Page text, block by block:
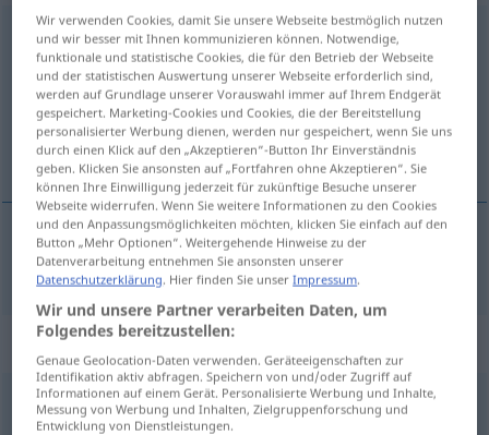
topaktuelladj
Übersicht aller Übersetzungen
(Für mehr Details die Übersetzung anklicken/antippen)
muy actual
muyactual topaktuell
Synonyme für "topaktuell"
brandaktuell,hochaktuell,hochmodern
Wir verwenden Cookies, damit Sie unsere Webseite bestmöglich nutzen
und wir besser mit Ihnen kommunizieren können. Notwendige,
funktionale und statistische Cookies, die für den Betrieb der Webseite
und der statistischen Auswertung unserer Webseite erforderlich sind,
werden auf Grundlage unserer Vorauswahl immer auf Ihrem Endgerät
gespeichert. Marketing-Cookies und Cookies, die der Bereitstellung
personalisierter Werbung dienen, werden nur gespeichert, wenn Sie uns
durch einen Klick auf den „Akzeptieren“-Button Ihr Einverständnis
geben. Klicken Sie ansonsten auf „Fortfahren ohne Akzeptieren“. Sie
können Ihre Einwilligung jederzeit für zukünftige Besuche unserer
Webseite widerrufen. Wenn Sie weitere Informationen zu den Cookies
und den Anpassungsmöglichkeiten möchten, klicken Sie einfach auf den
Button „Mehr Optionen“. Weitergehende Hinweise zu der
Datenverarbeitung entnehmen Sie ansonsten unserer
Datenschutzerklärung. Hier finden Sie unserImpressum.
Wir und unsere Partner verarbeiten Daten, um
Folgendes bereitzustellen:
Genaue Geolocation-Daten verwenden. Geräteeigenschaften zur
Identifikation aktiv abfragen. Speichern von und/oder Zugriff auf
Informationen auf einem Gerät. Personalisierte Werbung und Inhalte,
Messung von Werbung und Inhalten, Zielgruppenforschung und
Entwicklung von Dienstleistungen.